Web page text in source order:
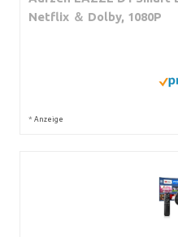
Netflix ＆ Dolby, 1080P
* Anzeige